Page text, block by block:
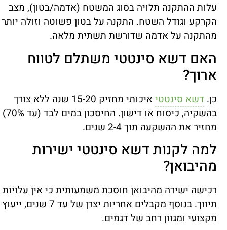
עלות ההתקנה תלויה בסוג המשטח (אדמה/בטון), מצב
הקרקע וגודל השטח. התקנה על בטון פשוטה וזולה יותר
מהתקנה על אדמה שדורשת תשתית מלאה.
האם דשא סינטטי משתלם לטווח
ארוך?
כן. דשא סינטטי
איכותי מחזיק 15-20 שנה ללא צורך
בהשקיה, כיסוח או דישון. החיסכון במים לבד (עד 70%)
מחזיר את ההשקעה תוך 2-4 שנים.
למה לקנות דשא סינטטי ישירות
מהיבואן?
רכישה ישירה מהיבואן חוסכת משמעותית כי אין עלויות
תיווך. בנוסף מקבלים אחריות יצרן של עד 7 שנים, ייעוץ
מקצועי ומגוון רחב של דגמים.